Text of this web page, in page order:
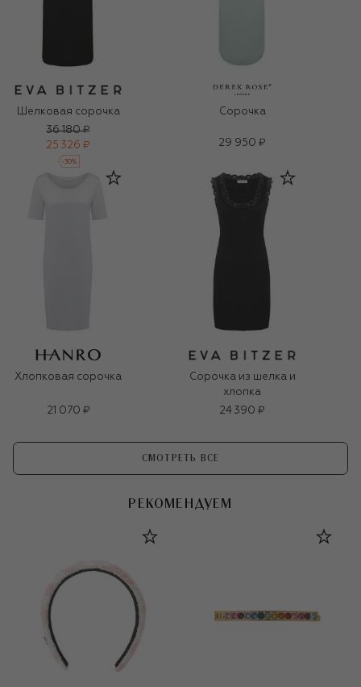
Шелковая сорочка
36 180 ₽
25 326 ₽
-30%
Сорочка
29 950 ₽
Хлопковая сорочка
21 070 ₽
Сорочка из шелка и
хлопка
24 390 ₽
СМОТРЕТЬ ВСЕ
РЕКОМЕНДУЕМ